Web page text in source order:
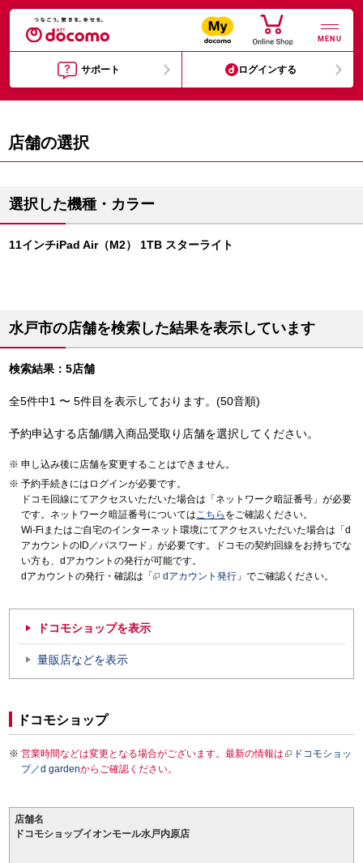
MENU
サポート ログインする
店舗の選択
選択した機種・カラー
11インチiPad Air（M2） 1TB スターライト
水戸市の店舗を検索した結果を表示しています
検索結果：5店舗
全5件中1 〜 5件目を表示しております。(50音順)
予約申込する店舗/購入商品受取り店舗を選択してください。
申し込み後に店舗を変更することはできません。
予約手続きにはログインが必要です。
ドコモ回線にてアクセスいただいた場合は「ネットワーク暗証番号」が必要
です。ネットワーク暗証番号についてはこちら をご確認ください。
Wi-Fiまたはご自宅のインターネット環境にてアクセスいただいた場合は「d
アカウントのID／パスワード」が必要です。ドコモの契約回線をお持ちでな
い方も、dアカウントの発行が可能です。
dアカウントの発行・確認は「
dアカウント発行 」でご確認ください。
ドコモショップを表示
量販店などを表示
ドコモショップ
営業時間などは変更となる場合がございます。最新の情報は
ドコモショッ
プ／d gardenからご確認ください。
店舗名
ドコモショップイオンモール水戸内原店